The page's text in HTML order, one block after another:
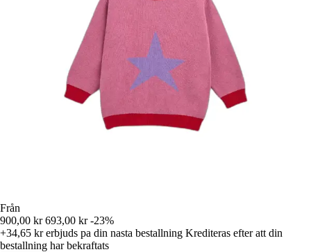
Från
900,00 kr 693,00 kr -23%
+34,65 krerbjuds pa din nasta bestallning Krediteras efter att din
bestallning har bekraftats